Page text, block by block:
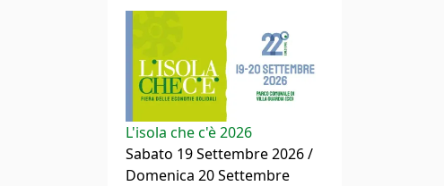
L'isola che c'è 2026
Sabato 19 Settembre 2026 /
Domenica 20 Settembre